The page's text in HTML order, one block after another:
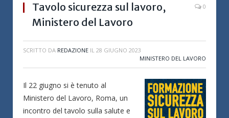
Tavolo sicurezza sul lavoro,
Ministero del Lavoro
0
SCRITTO DA REDAZIONE IL 28 GIUGNO 2023
MINISTERO DEL LAVORO
Il 22 giugno si è tenuto al
Ministero del Lavoro, Roma, un
incontro del tavolo sulla salute e